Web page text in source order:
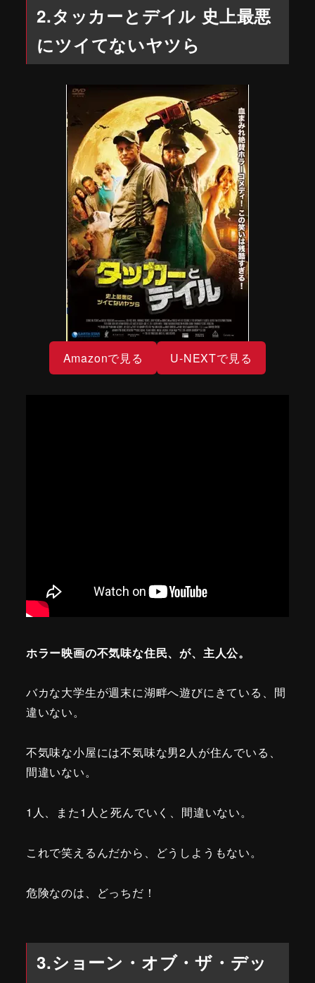
2.タッカーとデイル 史上最悪
にツイてないヤツら
Amazonで見る U-NEXTで見る
ホラー映画の不気味な住民、が、主人公。
バカな大学生が週末に湖畔へ遊びにきている、間
違いない。
不気味な小屋には不気味な男2人が住んでいる、
間違いない。
1人、また1人と死んでいく、間違いない。
これで笑えるんだから、どうしようもない。
危険なのは、どっちだ！
3.ショーン・オブ・ザ・デッ